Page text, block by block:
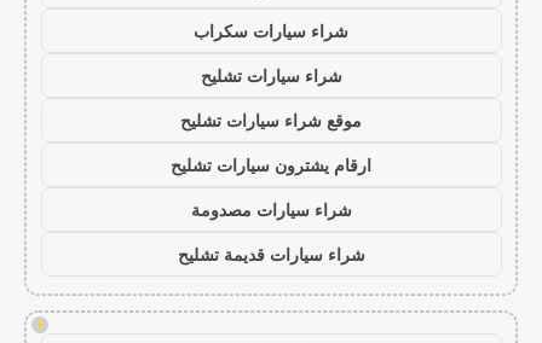
شراء سيارات سكراب
شراء سيارات تشليح
موقع شراء سيارات تشليح
ارقام يشترون سيارات تشليح
شراء سيارات مصدومة
شراء سيارات قديمة تشليح
!